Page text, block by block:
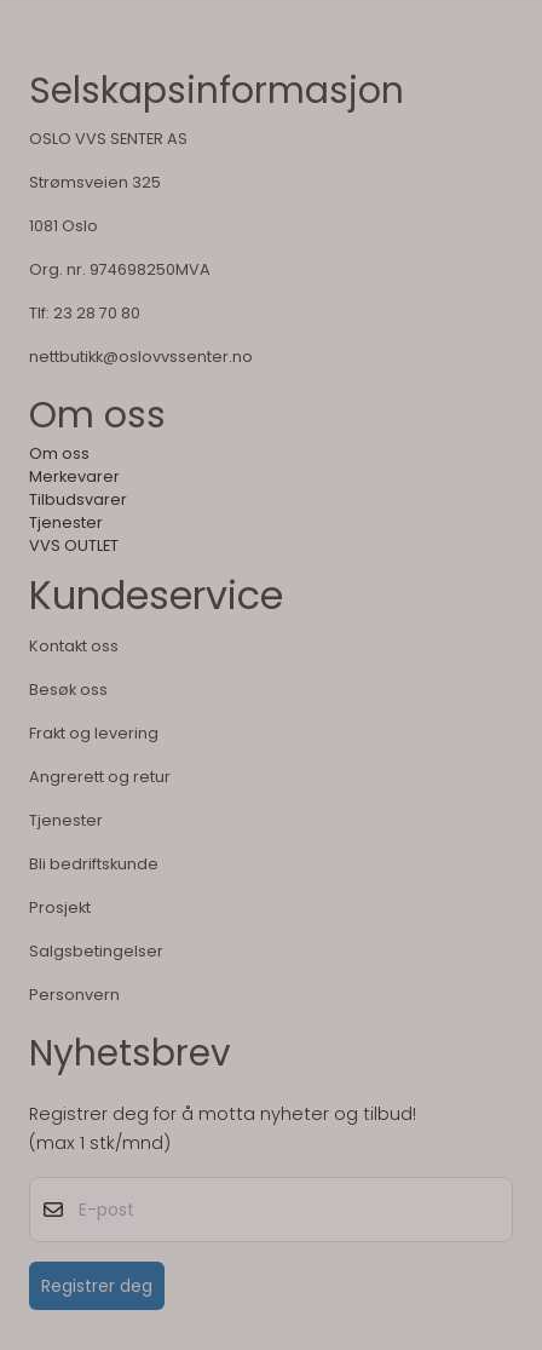
Selskapsinformasjon
OSLO VVS SENTER AS
Strømsveien 325
1081 Oslo
Org. nr. 974698250MVA
Tlf: 23 28 70 80
nettbutikk@oslovvssenter.no
Om oss
Om oss
Merkevarer
Tilbudsvarer
Tjenester
VVS OUTLET
Kundeservice
Kontakt oss
Besøk oss
Frakt og levering
Angrerett og retur
Tjenester
Bli bedriftskunde
Prosjekt
Salgsbetingelser
Personvern
Nyhetsbrev
Registrer deg for å motta nyheter og tilbud!
(max 1 stk/mnd)
Registrer deg